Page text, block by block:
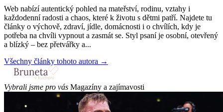
Web nabízí autentický pohled na mateřství, rodinu, vztahy i
každodenní radosti a chaos, které k životu s dětmi patří. Najdete tu
články o výchově, zdraví, jídle, domácnosti i o chvílích, kdy je
potřeba na chvíli vypnout a zasmát se. Styl psaní je osobní, otevřený
a blízký – bez přetvářky a...
Všechny články tohoto autora →
Vybrali jsme pro vás Magazíny a zajímavosti